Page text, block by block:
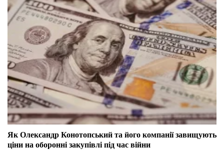
Як Олександр Конотопський та його компанії завищують
ціни на оборонні закупівлі під час війни